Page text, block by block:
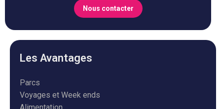
Nous contacter
Les Avantages
Parcs
Voyages et Week ends
Alimentation